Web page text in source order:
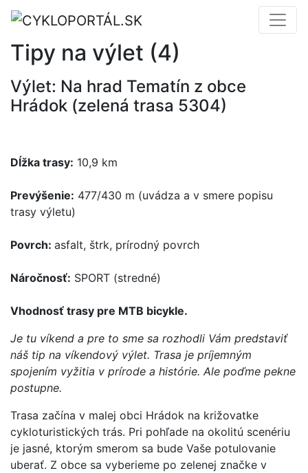
Tipy na výlet (4)
Výlet: Na hrad Tematín z obce
Hrádok (zelená trasa 5304)
Dĺžka trasy: 10,9 km
Prevýšenie: 477/430 m (uvádza a v smere popisu
trasy výletu)
Povrch: asfalt, štrk, prírodný povrch
Náročnosť: SPORT (stredné)
Vhodnosť trasy pre MTB bicykle.
Je tu víkend a pre to sme sa rozhodli Vám predstaviť
náš tip na víkendový výlet. Trasa je príjemným
spojením vyžitia v prírode a histórie. Ale poďme pekne
postupne.
Trasa začína v malej obci Hrádok na križovatke
cykloturistických trás. Pri pohľade na okolitú scenériu
je jasné, ktorým smerom sa bude Vaše potulovanie
uberať. Z obce sa vyberieme po zelenej značke v